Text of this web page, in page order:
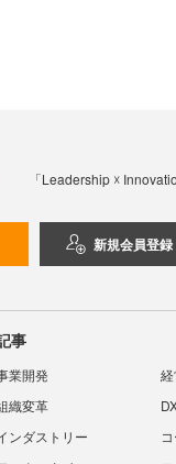
「Leadership ☓
新規会員登録
事
業開発
織変革
ンダストリー